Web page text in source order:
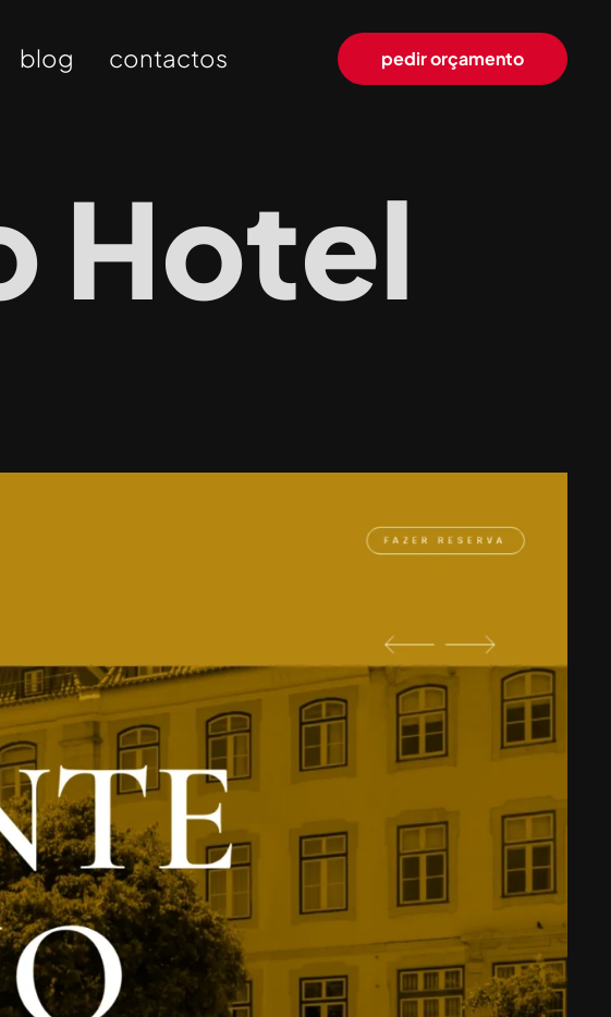
blog contactos pedir orçamento
Hotel